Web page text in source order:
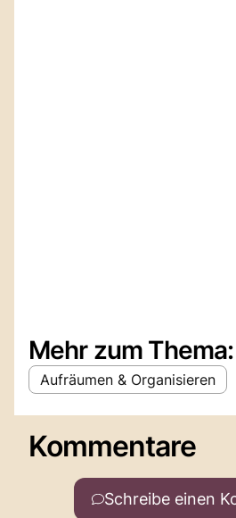
Mehr zum Thema:
Aufräumen & Organisieren
Kommentare
Schreibe einen